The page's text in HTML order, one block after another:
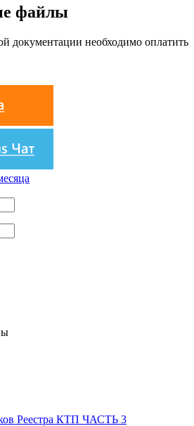
файлы
документации необходимо оплатить
Реестра КТП ЧАСТЬ 3